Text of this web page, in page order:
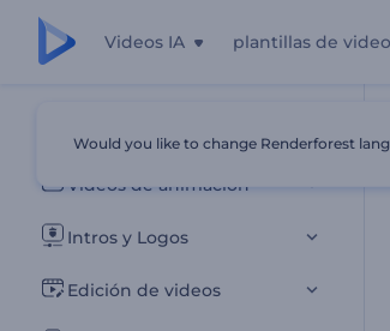
Videos IA plantillas de video
Todas las plantillas
Videos de animación
Intros y Logos
Edición de videos
Would you like to change Renderforest